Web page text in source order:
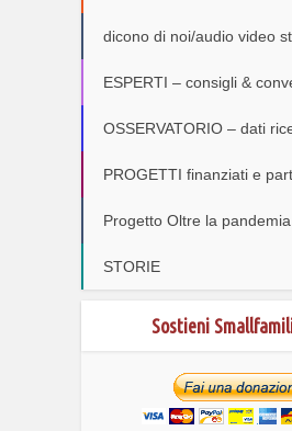
dicono di noi/audio video
ESPERTI – consigli &
OSSERVATORIO – dati
PROGETTI finanziati e
Progetto Oltre la pandemia
STORIE
Sostieni